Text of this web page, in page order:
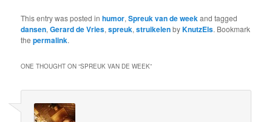
This entry was posted inhumor,Spreuk van de weekand tagged
dansen,Gerard de Vries,spreuk,struikelenbyKnutzEls. Bookmark
thepermalink.
ONE THOUGHT ON “SPREUK VAN DE WEEK”